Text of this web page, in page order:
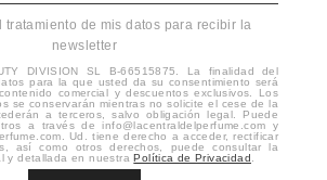
tratamiento de mis datos para recibir la
newsletter
DIVISION SL B-66515875. La finalidad del
para la que usted da su consentimiento será
comercial y descuentos exclusivos. Los
se conservarán mientras no solicite el cese de la
a terceros, salvo obligación legal. Puede
a través de info@lacentraldelperfume.com y
Ud. tiene derecho a acceder, rectificar
así como otros derechos, puede consultar la
y detallada en nuestraPolítica de Privacidad